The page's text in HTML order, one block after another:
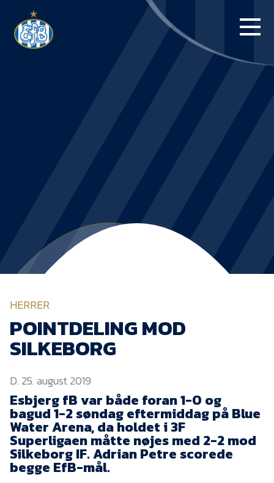
BLUE WATER
ARENA
NYHEDER
EfB Akademi
Sydvestjysk Fodbold
Samarbejde
Partnere
Blue Water Arena
HERRER
POINTDELING MOD
SILKEBORG
D. 25. august 2019
Esbjerg fB var både foran 1-0 og
bagud 1-2 søndag eftermiddag på Blue
Water Arena, da holdet i 3F
Superligaen måtte nøjes med 2-2 mod
Silkeborg IF. Adrian Petre scorede
begge EfB-mål.